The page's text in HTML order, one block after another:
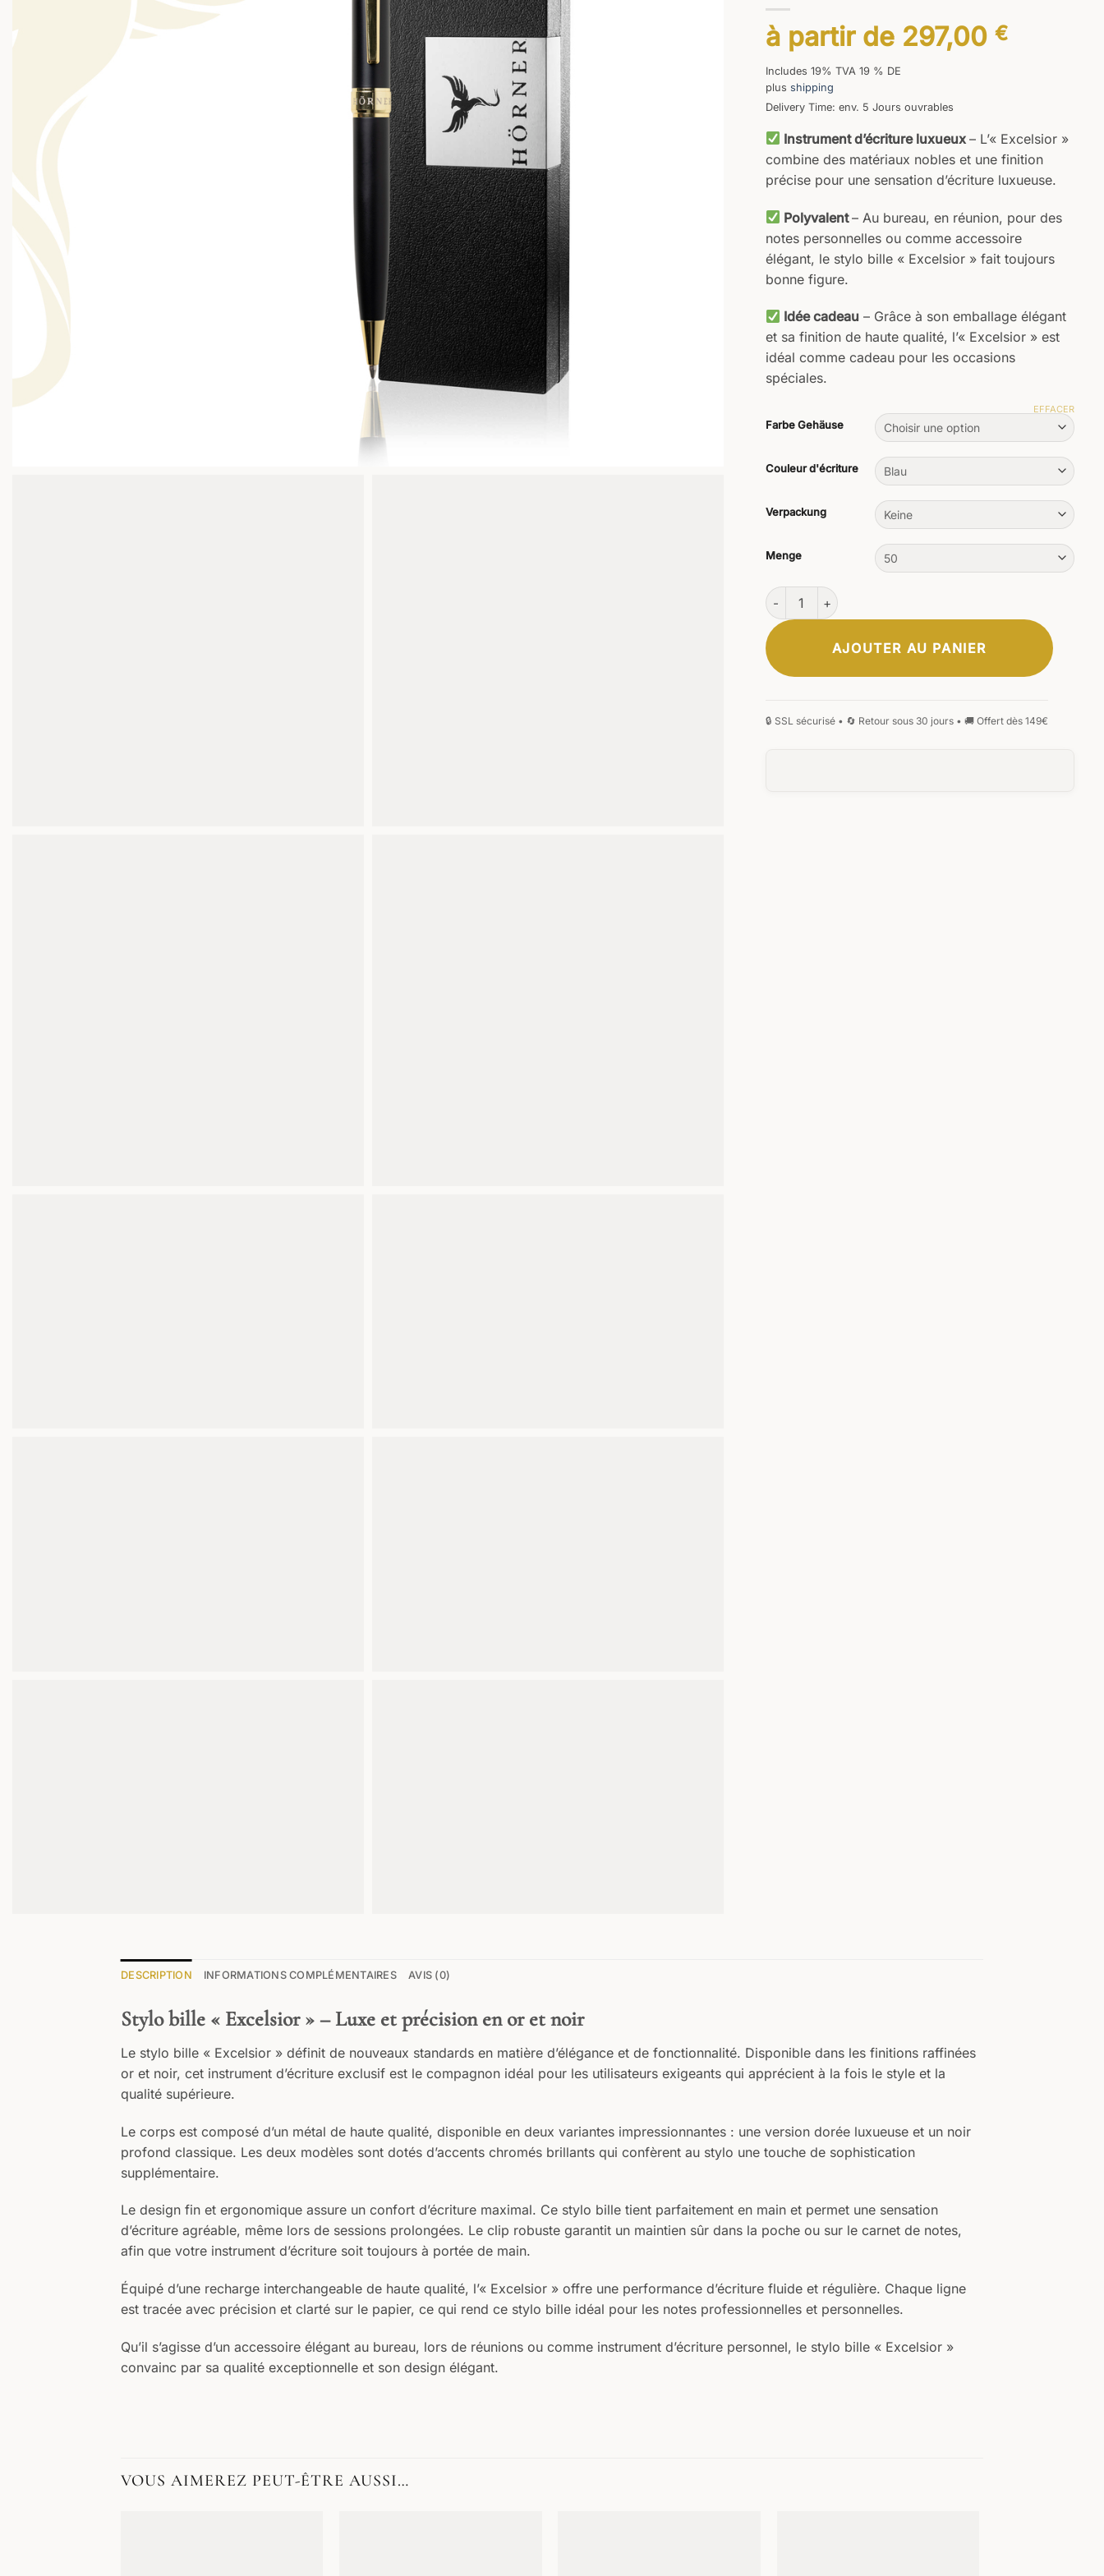
à partir de 297,00 €
Includes 19% TVA 19 % DE
plus shipping
Delivery Time: env. 5 Jours ouvrables
Instrument d’écriture luxueux– L’« Excelsior »
combine des matériaux nobles et une finition
précise pour une sensation d’écriture luxueuse.
Polyvalent– Au bureau, en réunion, pour des
notes personnelles ou comme accessoire
élégant, le stylo bille « Excelsior » fait toujours
bonne figure.
Idée cadeau – Grâce à son emballage élégant
et sa finition de haute qualité, l’« Excelsior » est
idéal comme cadeau pour les occasions
spéciales.
Farbe Gehäuse
Couleur d'écriture
Verpackung
Menge
EFFACER
quantité de Stylo bille Excelsior
AJOUTER AU PANIER
DESCRIPTION INFORMATIONS COMPLÉMENTAIRES AVIS (0)
Stylo bille « Excelsior » – Luxe et précision en or et noir
Le stylo bille « Excelsior » définit de nouveaux standards en matière d’élégance et de fonctionnalité. Disponible dans les finitions raffinées
or et noir, cet instrument d’écriture exclusif est le compagnon idéal pour les utilisateurs exigeants qui apprécient à la fois le style et la
qualité supérieure.
Le corps est composé d’un métal de haute qualité, disponible en deux variantes impressionnantes : une version dorée luxueuse et un noir
profond classique. Les deux modèles sont dotés d’accents chromés brillants qui confèrent au stylo une touche de sophistication
supplémentaire.
Le design fin et ergonomique assure un confort d’écriture maximal. Ce stylo bille tient parfaitement en main et permet une sensation
d’écriture agréable, même lors de sessions prolongées. Le clip robuste garantit un maintien sûr dans la poche ou sur le carnet de notes,
afin que votre instrument d’écriture soit toujours à portée de main.
Équipé d’une recharge interchangeable de haute qualité, l’« Excelsior » offre une performance d’écriture fluide et régulière. Chaque ligne
est tracée avec précision et clarté sur le papier, ce qui rend ce stylo bille idéal pour les notes professionnelles et personnelles.
Qu’il s’agisse d’un accessoire élégant au bureau, lors de réunions ou comme instrument d’écriture personnel, le stylo bille « Excelsior »
convainc par sa qualité exceptionnelle et son design élégant.
VOUS AIMEREZ PEUT-ÊTRE AUSSI…